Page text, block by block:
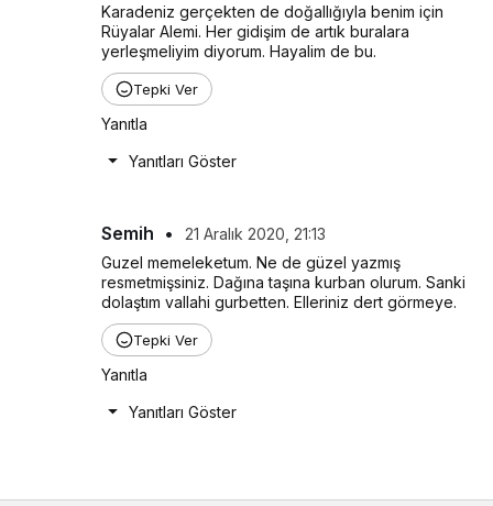
Karadeniz gerçekten de doğallığıyla benim için
Rüyalar Alemi. Her gidişim de artık buralara
yerleşmeliyim diyorum. Hayalim de bu.
Tepki Ver
Yanıtla
Yanıtları Göster
Semih •
21 Aralık 2020, 21:13
Guzel memeleketum. Ne de güzel yazmış
resmetmişsiniz. Dağına taşına kurban olurum. Sanki
dolaştım vallahi gurbetten. Elleriniz dert görmeye.
Tepki Ver
Yanıtla
Yanıtları Göster